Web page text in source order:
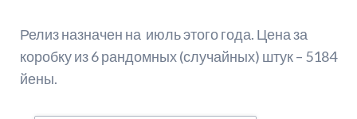
Релиз назначен на июль этого года. Цена за
коробку из 6 рандомных (случайных) штук – 5184
йены.